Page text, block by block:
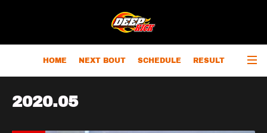
HOME NEXT BOUT SCHEDULE RESULT
2020.05